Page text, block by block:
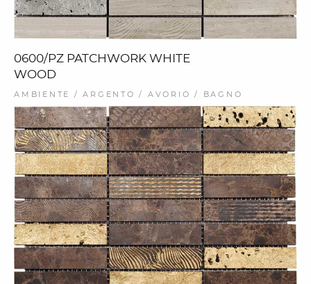
0600/PZ PATCHWORK WHITE
WOOD
AMBIENTE / ARGENTO / AVORIO / BAGNO